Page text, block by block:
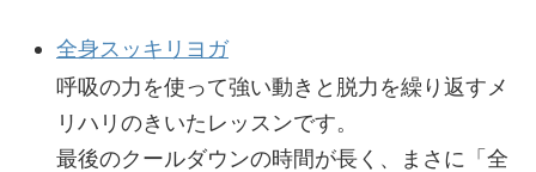
全身スッキリヨガ
呼吸の力を使って強い動きと脱力を繰り返すメ
リハリのきいたレッスンです。
最後のクールダウンの時間が長く、まさに「全